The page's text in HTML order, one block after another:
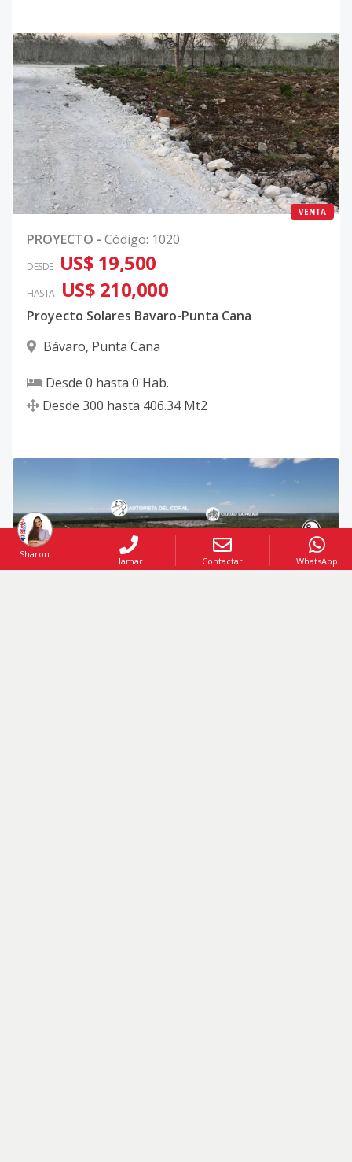
VENTA
PROYECTO - Código: 1020
DESDE US$ 19,500
HASTA US$ 210,000
Proyecto Solares Bavaro-Punta Cana
Bávaro, Punta Cana
Desde 0 hasta 0 Hab.
Desde 300 hasta 406.34 Mt2
Sharon
Llamar Contactar WhatsApp